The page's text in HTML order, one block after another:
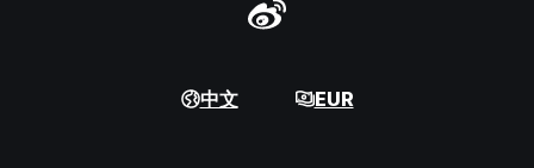
中文 EUR